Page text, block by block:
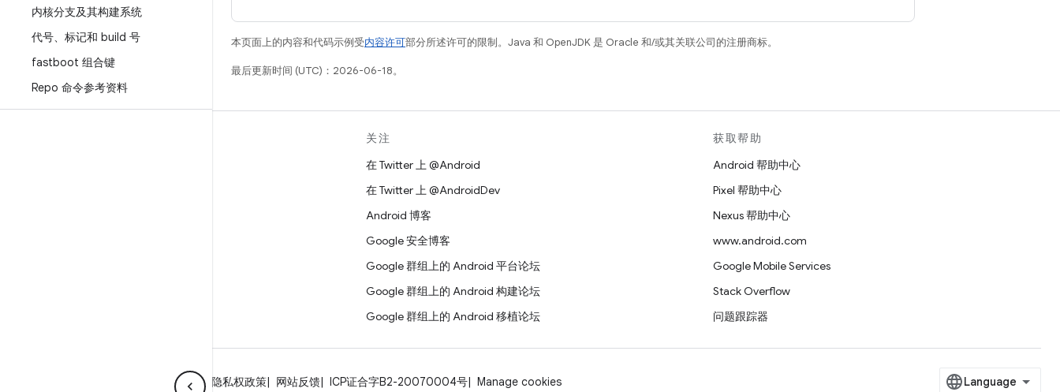
内核分支及其构建系统
代号、标记和 build 号
fastboot 组合键
Repo 命令参考资料
本页面上的内容和代码示例受内容许可部分所述许可的限制。Java 和 OpenJDK 是 Oracle 和/或其关联公司的注册商标。
最后更新时间 (UTC)：2026-06-18。
关注
在 Twitter 上 @Android
在 Twitter 上 @AndroidDev
Android 博客
Google 安全博客
Google 群组上的 Android 平台论坛
Google 群组上的 Android 构建论坛
Google 群组上的 Android 移植论坛
获取帮助
Android 帮助中心
Pixel 帮助中心
Nexus 帮助中心
www.android.com
Google Mobile Services
Stack Overflow
问题跟踪器
许可 隐私权政策 网站反馈 ICP证合字B2-20070004号 Manage cookies